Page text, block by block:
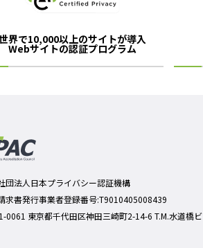
界で10,000以上のサイトが導入
Webサイトの認証プログラム
団法人日本プライバシー認証機構
求書発行事業者登録番号:T9010405008439
0061 東京都千代田区神田三崎町2-14-6 T.M.水道橋ビ